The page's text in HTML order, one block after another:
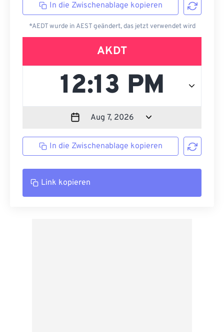
In die Zwischenablage kopieren
*AEDT wurde in AEST geändert, das jetzt verwendet wird
AKDT
In die Zwischenablage kopieren
Link kopieren